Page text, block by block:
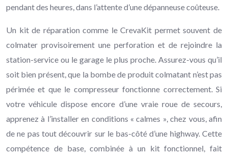
pendant des heures, dans l’attente d’une dépanneuse coûteuse.
Un kit de réparation comme le CrevaKit permet souvent de
colmater provisoirement une perforation et de rejoindre la
station-service ou le garage le plus proche. Assurez-vous qu’il
soit bien présent, que la bombe de produit colmatant n’est pas
périmée et que le compresseur fonctionne correctement. Si
votre véhicule dispose encore d’une vraie roue de secours,
apprenez à l’installer en conditions « calmes », chez vous, afin
de ne pas tout découvrir sur le bas-côté d’une highway. Cette
compétence de base, combinée à un kit fonctionnel, fait